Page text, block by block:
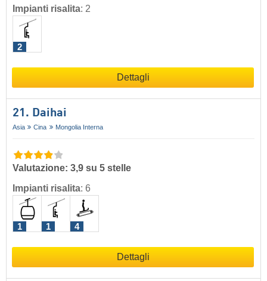
Impianti risalita: 2
2
Dettagli
21. Daihai
Asia Cina Mongolia Interna
Valutazione: 3,9 su 5 stelle
Impianti risalita: 6
1 1 4
Dettagli